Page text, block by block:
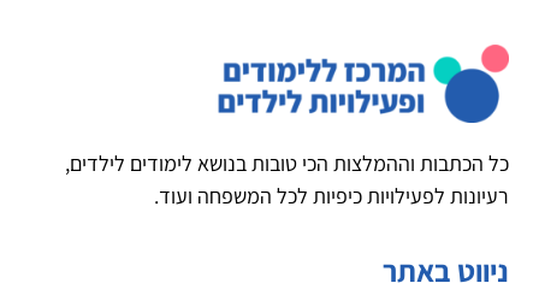
כל הכתבות וההמלצות הכי טובות בנושא לימודים לילדים,
רעיונות לפעילויות כיפיות לכל המשפחה ועוד.
ניווט באתר